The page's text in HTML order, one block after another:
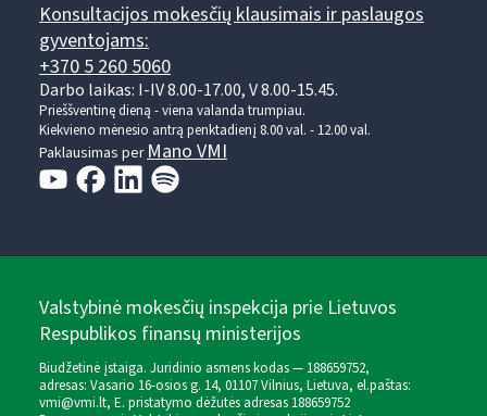
Konsultacijos mokesčių klausimais ir paslaugos
gyventojams:
+370 5 260 5060
Darbo laikas: I-IV 8.00-17.00, V 8.00-15.45.
Prieššventinę dieną - viena valanda trumpiau.
Kiekvieno mėnesio antrą penktadienį 8.00 val. - 12.00 val.
Paklausimas perMano VMI
Valstybinė mokesčių inspekcija prie Lietuvos
Respublikos finansų ministerijos
Biudžetinė įstaiga. Juridinio asmens kodas — 188659752,
adresas: Vasario 16-osios g. 14, 01107 Vilnius, Lietuva, el.paštas:
vmi@vmi.lt, E. pristatymo dėžutės adresas 188659752